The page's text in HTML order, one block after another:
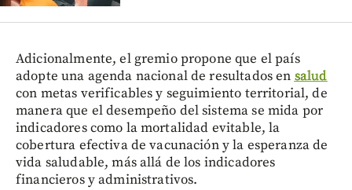
Adicionalmente, el gremio propone que el país
adopte una agenda nacional de resultados ensalud
con metas verificables y seguimiento territorial, de
manera que el desempeño del sistema se mida por
indicadores como la mortalidad evitable, la
cobertura efectiva de vacunación y la esperanza de
vida saludable, más allá de los indicadores
financieros y administrativos.